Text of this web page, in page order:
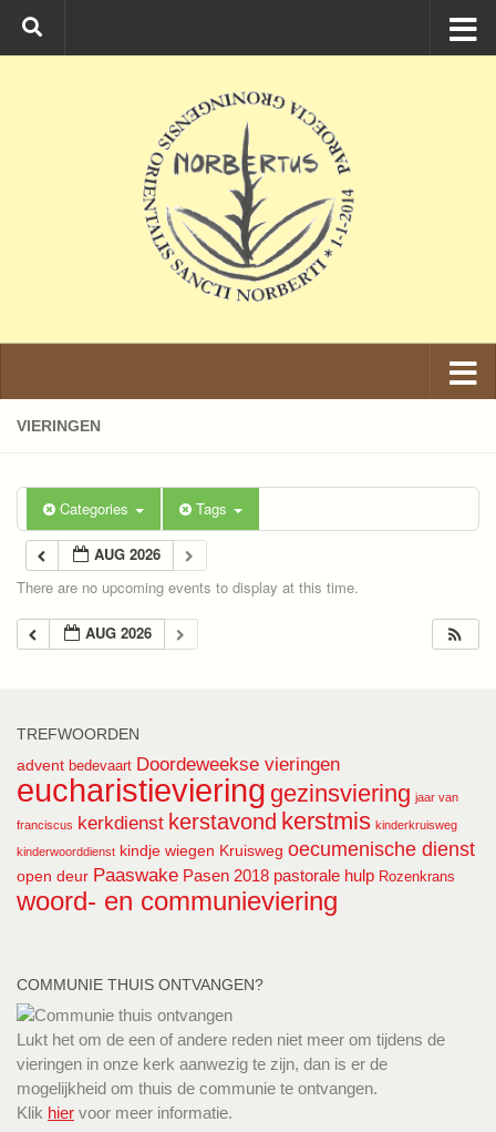
Ga naar de inhoud
VIERINGEN
Categories Tags
AUG 2026
There are no upcoming events to display at this time.
AUG 2026
TREFWOORDEN
advent bedevaart Doordeweekse vieringen
eucharistieviering gezinsviering jaar van
franciscus kerkdienst kerstavond kerstmis kinderkruisweg
kinderwoorddienst kindje wiegen Kruisweg oecumenische dienst
open deur Paaswake Pasen 2018 pastorale hulp Rozenkrans
woord- en communieviering
COMMUNIE THUIS ONTVANGEN?
Lukt het om de een of andere reden niet meer om tijdens de
vieringen in onze kerk aanwezig te zijn, dan is er de
mogelijkheid om thuis de communie te ontvangen.
Klik hier voor meer informatie.